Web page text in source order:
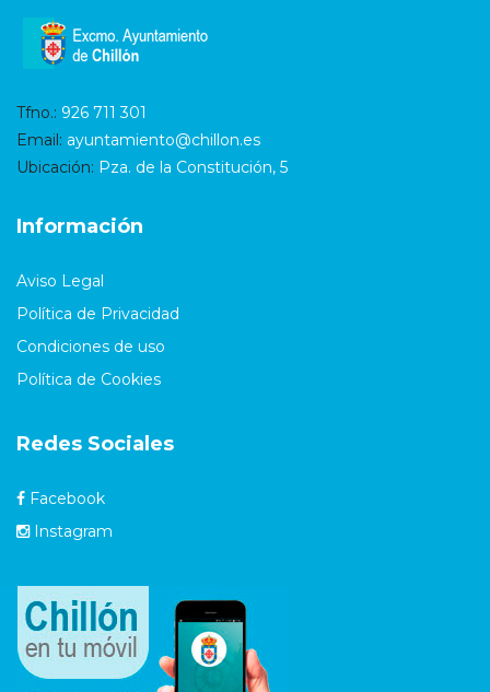
Tfno.: 926 711 301
Email: ayuntamiento@chillon.es
Ubicación: Pza. de la Constitución, 5
Información
Aviso Legal
Política de Privacidad
Condiciones de uso
Política de Cookies
Redes Sociales
Facebook
Instagram